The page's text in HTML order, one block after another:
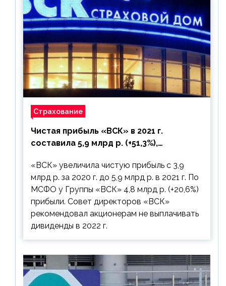
Страхование
Чистая прибыль «ВСК» в 2021 г.
составила 5,9 млрд р. (+51,3%),
выплачивать
«ВСК» увеличила чистую прибыль с 3,9
млрд р. за 2020 г. до 5,9 млрд р. в 2021 г. По
МСФО у Группы «ВСК» 4,8 млрд р. (+20,6%)
прибыли. Совет директоров «ВСК»
рекомендовал акционерам не выплачивать
дивиденды в 2022 г.